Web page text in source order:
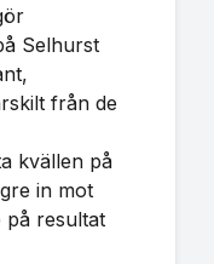
Selhurst
från de
kvällen på
in mot
på resultat